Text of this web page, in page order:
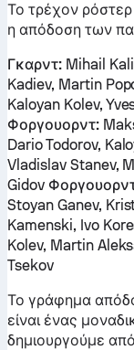
Το τρέχον ρόστερ
η απόδοση των
Γκαρντ:Mihail
Kadiev, Martin
Kaloyan Kolev,
Φοργουορντ:
Dario Todorov,
Vladislav Stanev,
Gidov
Stoyan Ganev,
Kamenski, Ivo
Kolev, Martin
Tsekov
Το γράφημα
είναι ένας
δημιουργούμε